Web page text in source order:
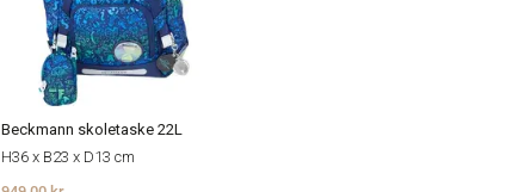
Beckmann skoletaske 22L
H36 x B23 x D13 cm